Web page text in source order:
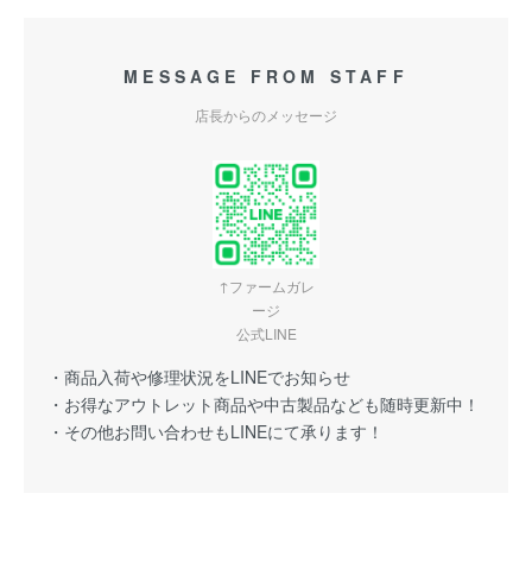
MESSAGE FROM STAFF
店長からのメッセージ
↑ファームガレ
ージ
公式LINE
・商品入荷や修理状況をLINEでお知らせ
・お得なアウトレット商品や中古製品なども随時更新中！
・その他お問い合わせもLINEにて承ります！